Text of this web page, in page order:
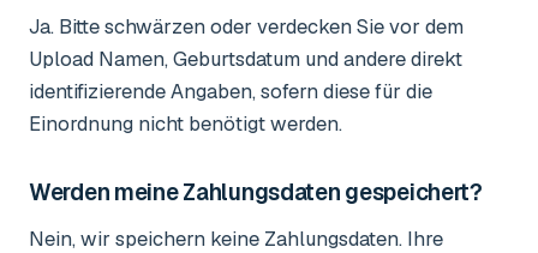
Ja. Bitte schwärzen oder verdecken Sie vor dem
Upload Namen, Geburtsdatum und andere direkt
identifizierende Angaben, sofern diese für die
Einordnung nicht benötigt werden.
Werden meine Zahlungsdaten gespeichert?
Nein, wir speichern keine Zahlungsdaten. Ihre